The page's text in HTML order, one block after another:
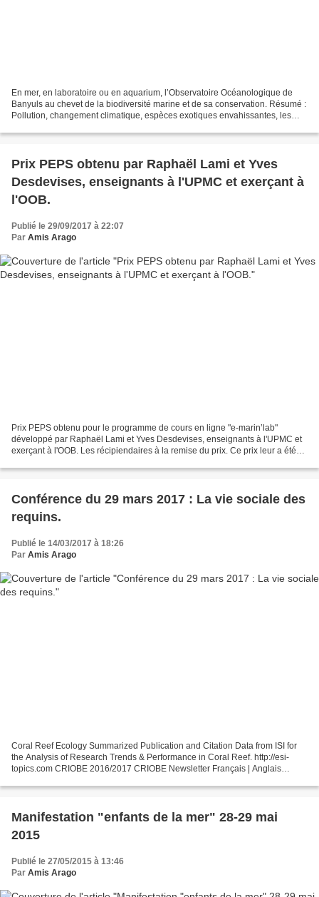
En mer, en laboratoire ou en aquarium, l’Observatoire Océanologique de
Banyuls au chevet de la biodiversité marine et de sa conservation. Résumé :
Pollution, changement climatique, espèces exotiques envahissantes, les
Prix PEPS obtenu par Raphaël Lami et Yves
Desdevises, enseignants à l'UPMC et exerçant à
l'OOB.
Publié le 29/09/2017 à 22:07
Par Amis Arago
Prix PEPS obtenu pour le programme de cours en ligne "e-marin’lab"
développé par Raphaël Lami et Yves Desdevises, enseignants à l'UPMC et
exerçant à l'OOB. Les récipiendaires à la remise du prix. Ce prix leur a été
Conférence du 29 mars 2017 : La vie sociale des
requins.
Publié le 14/03/2017 à 18:26
Par Amis Arago
Coral Reef Ecology Summarized Publication and Citation Data from ISI for
the Analysis of Research Trends & Performance in Coral Reef. http://esi-
topics.com CRIOBE 2016/2017 CRIOBE Newsletter Français | Anglais
Manifestation "enfants de la mer" 28-29 mai
2015
Publié le 27/05/2015 à 13:46
Par Amis Arago